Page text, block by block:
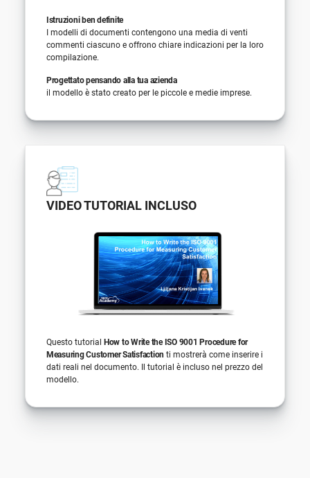
Istruzioni ben definite
I modelli di documenti contengono una media di venti
commenti ciascuno e offrono chiare indicazioni per la loro
compilazione.
Progettato pensando alla tua azienda
il modello è stato creato per le piccole e medie imprese.
VIDEO TUTORIAL INCLUSO
Questo tutorial How to Write the ISO 9001 Procedure for
Measuring Customer Satisfaction ti mostrerà come inserire i
dati reali nel documento. Il tutorial è incluso nel prezzo del
modello.